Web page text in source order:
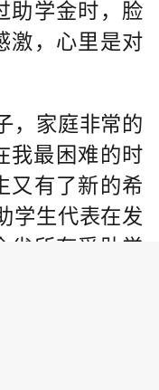
助学金时，脸
激，心里是对
，家庭非常的
最困难的时
又有了新的希
学生代表在发
省所有受助学